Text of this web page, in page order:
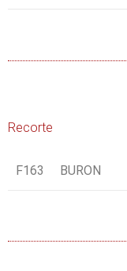
Recorte
F163 BURON